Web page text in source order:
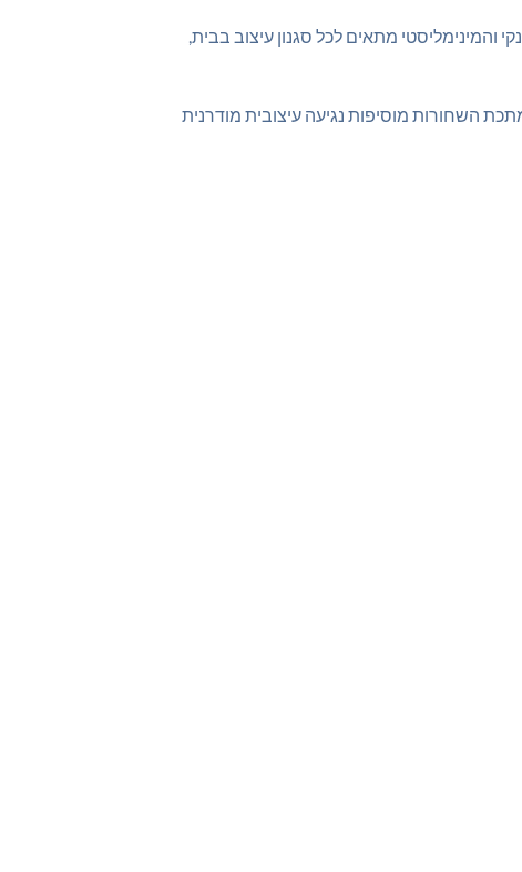
מתאים לכל סגנון עיצוב בבית,
השחורות מוסיפות נגיעה עיצובית מודרנית